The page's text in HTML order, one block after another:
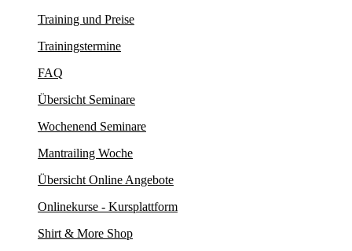
Training und Preise
Trainingstermine
FAQ
Übersicht Seminare
Wochenend Seminare
Mantrailing Woche
Übersicht Online Angebote
Onlinekurse - Kursplattform
Shirt & More Shop